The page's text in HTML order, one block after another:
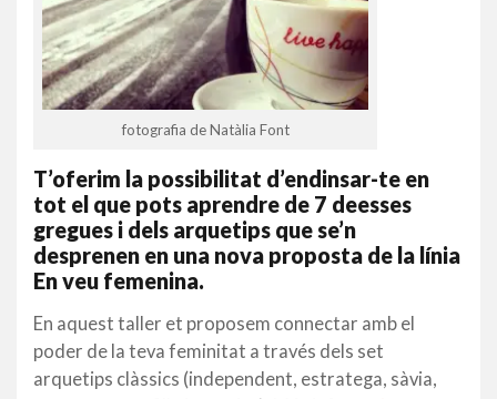
fotografia de Natàlia Font
T’oferim la possibilitat d’endinsar-te en
tot el que pots aprendre de 7 deesses
gregues i dels arquetips que se’n
desprenen en una nova proposta de la línia
En veu femenina.
En aquest taller et proposem connectar amb el
poder de la teva feminitat a través dels set
arquetips clàssics (independent, estratega, sàvia,